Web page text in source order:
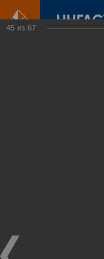
45 из 67